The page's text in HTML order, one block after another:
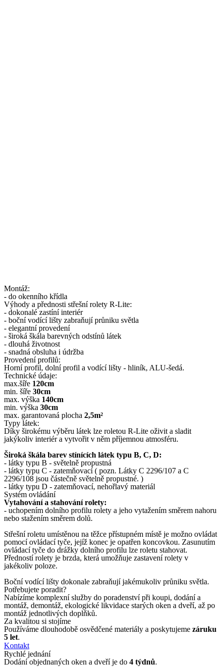
Montáž:
- do okenního křídla
Výhody a přednosti střešní rolety R-Lite:
- dokonalé zastíní interiér
- boční vodící lišty zabraňují průniku světla
- elegantní provedení
- široká škála barevných odstínů látek
- dlouhá životnost
- snadná obsluha i údržba
Provedení profilů:
Horní profil, dolní profil a vodící lišty - hliník, ALU-šedá.
Technické údaje:
max.šíře 120cm
min. šíře 30cm
max. výška 140cm
min. výška 30cm
max. garantovaná plocha 2,5m²
Typy látek:
Díky širokému výběru látek lze roletou R-Lite oživit a sladit
jakýkoliv interiér a vytvořit v něm příjemnou atmosféru.
Široká škála barev stínících látek typu B, C, D:
- látky typu B - světelně propustná
- látky typu C - zatemňovací ( pozn. Látky C 2296/107 a C
2296/108 jsou částečně světelně propustné. )
- látky typu D - zatemňovací, nehořlavý materiál
Systém ovládání
Vytahování a stahování rolety:
- uchopením dolního profilu rolety a jeho vytažením směrem nahoru
nebo stažením směrem dolů.
Střešní roletu umístěnou na těžce přístupném místě je možno ovládat
pomocí ovládací tyče, jejíž konec je opatřen koncovkou. Zasunutím
ovládací tyče do drážky dolního profilu lze roletu stahovat.
Předností rolety je brzda, která umožňuje zastavení rolety v
jakékoliv poloze.
Boční vodící lišty dokonale zabraňují jakémukoliv průniku světla.
Potřebujete poradit?
Nabízíme komplexní služby do poradenství při koupi, dodání a
montáž, demontáž, ekologické likvidace starých oken a dveří, až po
montáž jednotlivých doplňků.
Za kvalitou si stojíme
Používáme dlouhodobě osvědčené materiály a poskytujeme záruku
5 let.
Kontakt
Rychlé jednání
Dodání objednaných oken a dveří je do 4 týdnů.